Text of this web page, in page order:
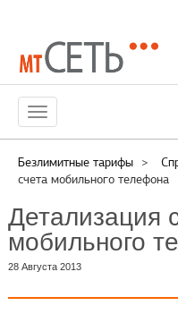
Меню
Безлимитные тарифы >
счета мобильного телефона
Детализация
мобильного
28 Августа 2013